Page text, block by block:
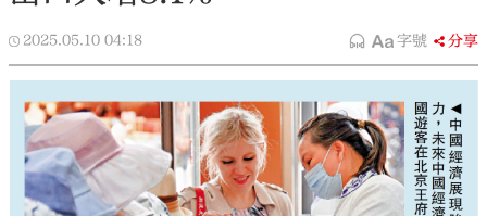
2025.05.10 04:18 字號 分享